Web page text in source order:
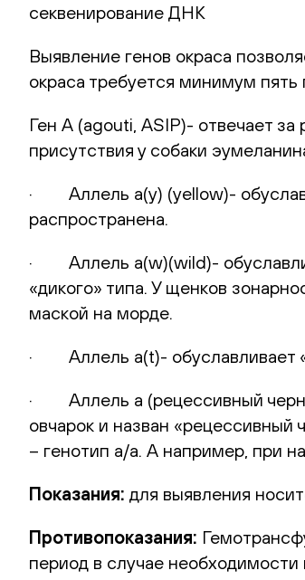
секвенирование ДНК
Выявление генов окраса
окраса требуется минимум
Ген А (agouti, ASIP)- отвечает
присутствия у собаки
· Аллель а(у) (yellow)-
распространена.
· Аллель а(w)(wild)-
«дикого» типа. У щенков
маской на морде.
· Аллель а(t)- обуславливает
· Аллель а (рецессивный
овчарок и назван «рецессивный
– генотип а/а. А например, при
Показания: для выявления
Противопоказания:
период в случае необходимости